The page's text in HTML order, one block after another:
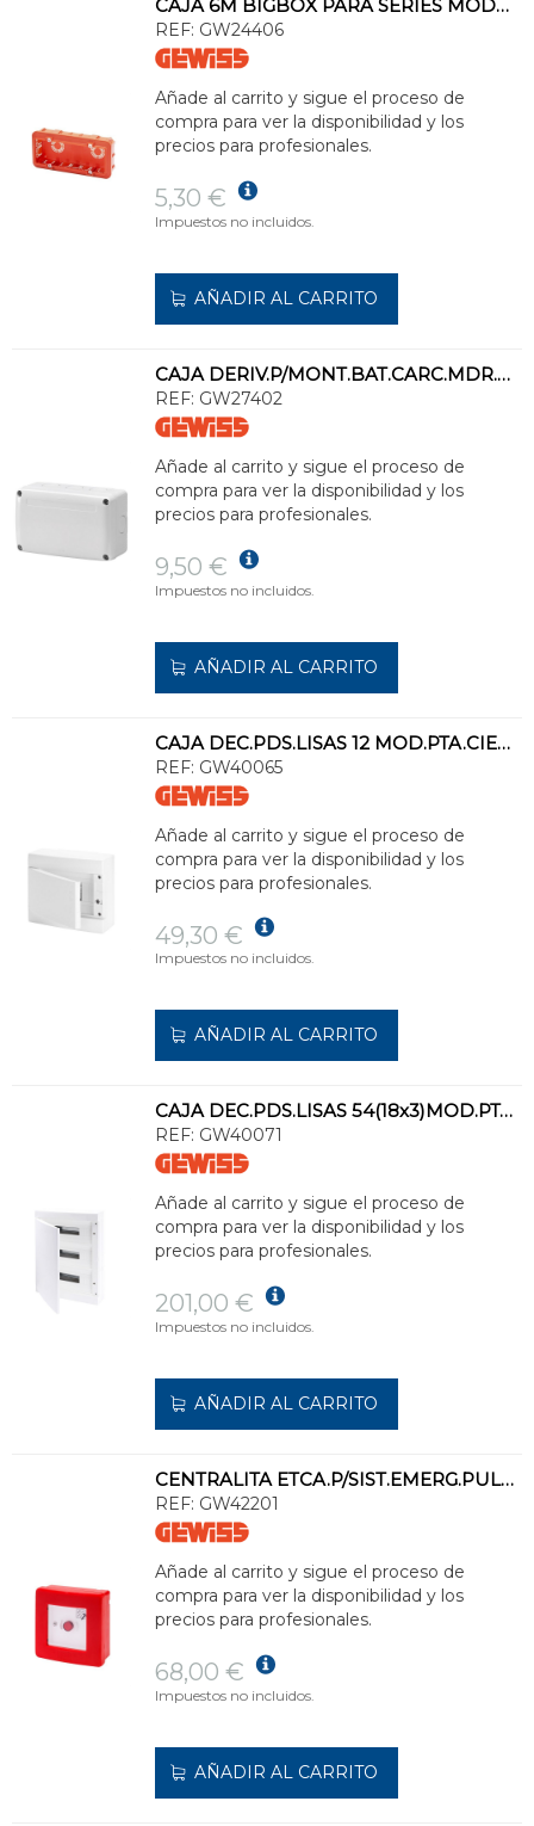
CAJA 6M BIGBOX PARA SERIES MODULARES
REF: GW24406
Añade al carrito y sigue el proceso de
compra para ver la disponibilidad y los
precios para profesionales.
5,30 €
Impuestos no incluidos.
AÑADIR AL CARRITO
CAJA DERIV.P/MONT.BAT.CARC.MDR.GR RAL7035 IP55
REF: GW27402
Añade al carrito y sigue el proceso de
compra para ver la disponibilidad y los
precios para profesionales.
9,50 €
Impuestos no incluidos.
AÑADIR AL CARRITO
CAJA DEC.PDS.LISAS 12 MOD.PTA.CIEGA P/ALOJAR REGL.IP40
REF: GW40065
Añade al carrito y sigue el proceso de
compra para ver la disponibilidad y los
precios para profesionales.
49,30 €
Impuestos no incluidos.
AÑADIR AL CARRITO
CAJA DEC.PDS.LISAS 54(18x3)MOD.PTA.CIEGA P/ALOJAR REGL.IP40
REF: GW40071
Añade al carrito y sigue el proceso de
compra para ver la disponibilidad y los
precios para profesionales.
201,00 €
Impuestos no incluidos.
AÑADIR AL CARRITO
CENTRALITA ETCA.P/SIST.EMERG.PULS.LUMIN.2 CTO.
REF: GW42201
Añade al carrito y sigue el proceso de
compra para ver la disponibilidad y los
precios para profesionales.
68,00 €
Impuestos no incluidos.
AÑADIR AL CARRITO